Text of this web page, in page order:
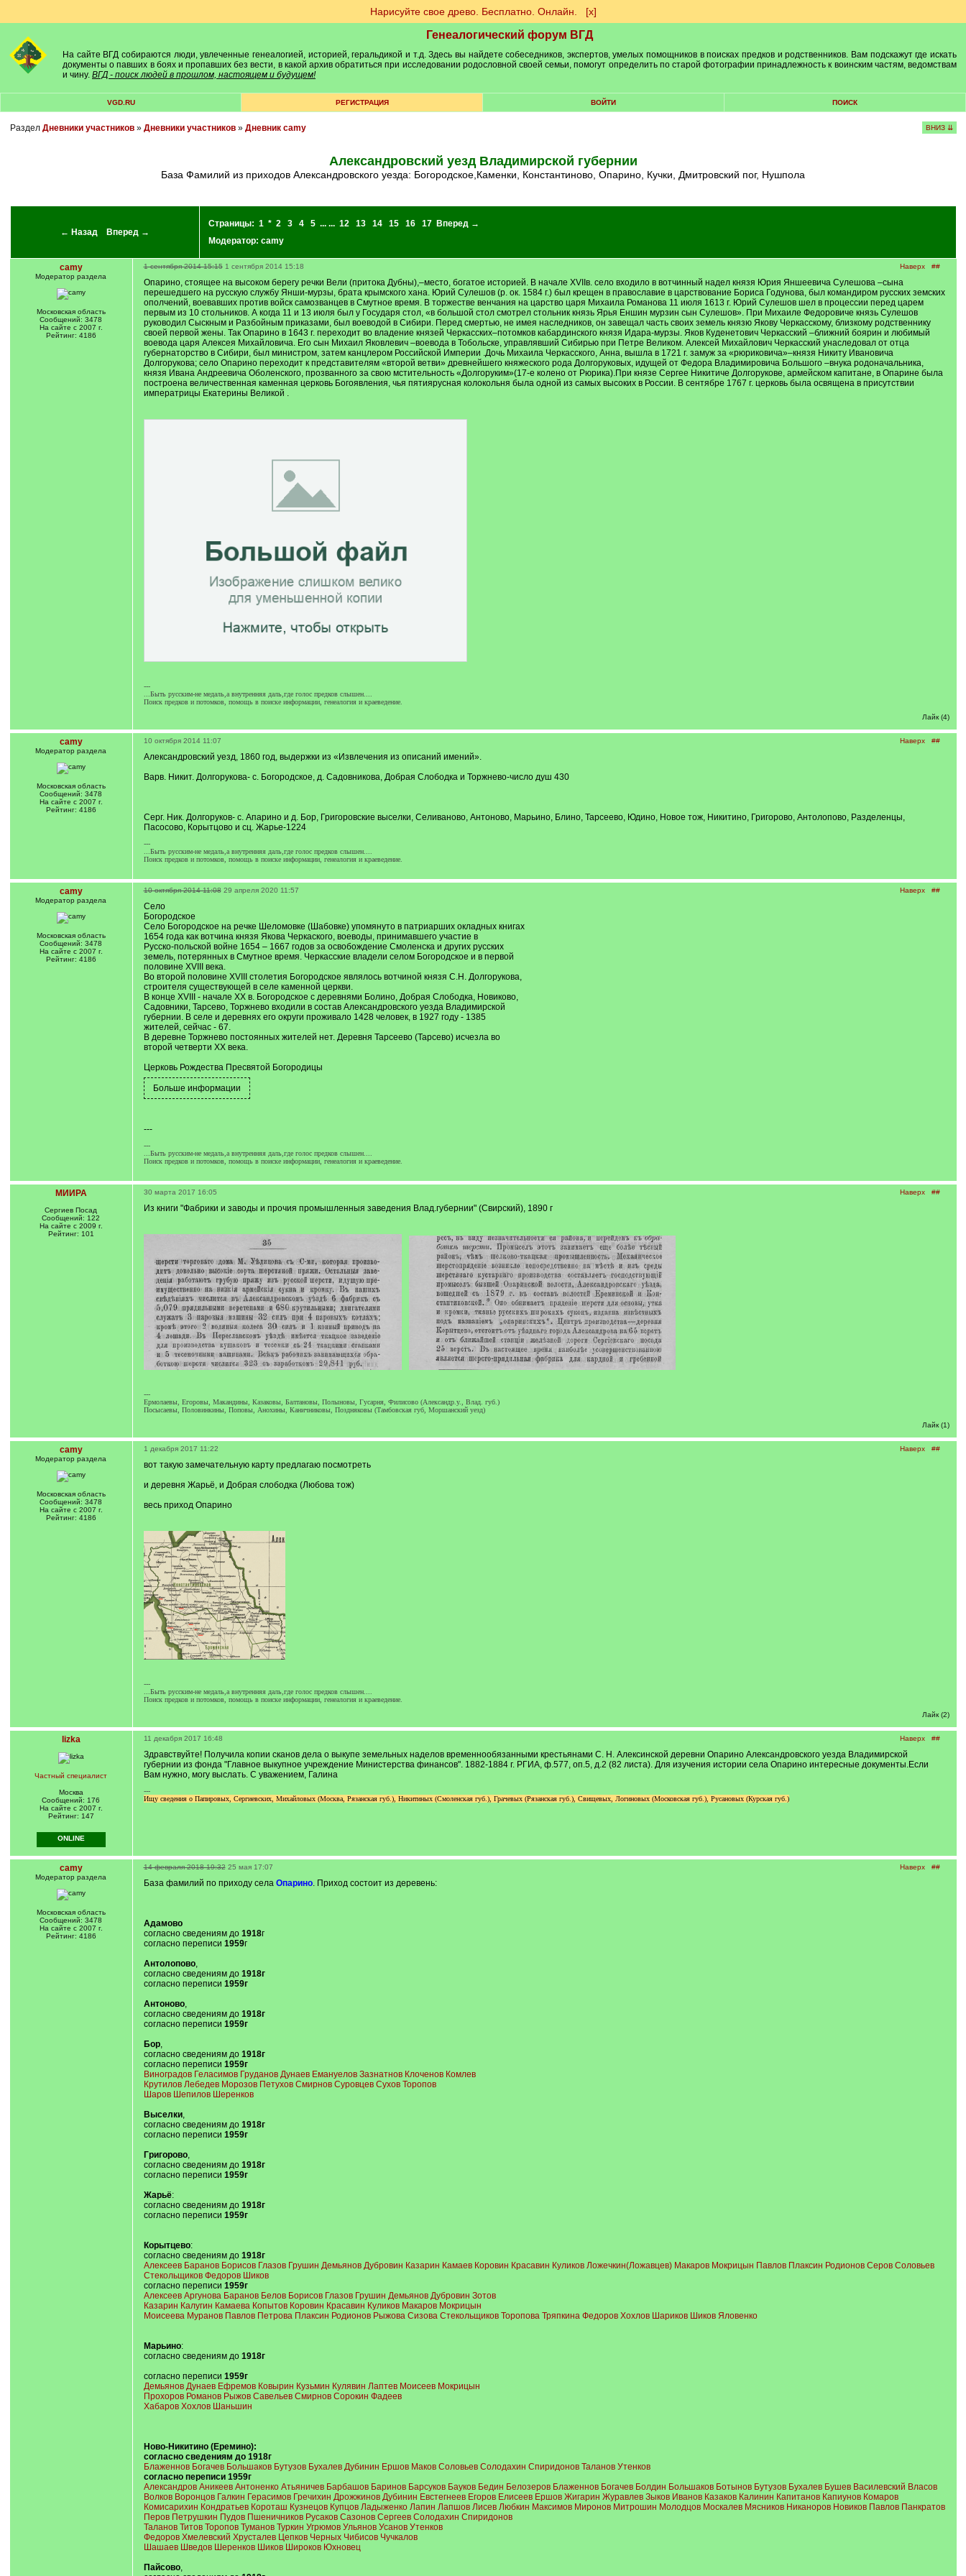
Нарисуйте свое древо. Бесплатно. Онлайн. [х]
Генеалогический форум ВГД
На сайте ВГД собираются люди, увлеченные генеалогией, историей, геральдикой и т.д. Здесь вы найдете собеседников, экспертов, умелых помощников в поисках предков и родственников. Вам подскажут где искать
документы о павших в боях и пропавших без вести, в какой архив обратиться при исследовании родословной своей семьи, помогут определить по старой фотографии принадлежность к воинским частям, ведомствам
и чину. ВГД - поиск людей в прошлом, настоящем и будущем!
VGD.RU РЕГИСТРАЦИЯ ВОЙТИ ПОИСК
Раздел Дневники участников» Дневники участников» Дневник camy ВНИЗ ⇊
Александровский уезд Владимирской губернии
База Фамилий из приходов Александровского уезда: Богородское,Каменки, Константиново, Опарино, Кучки, Дмитровский пог, Нушпола
← Назад Вперед →
Страницы: 1 * 2 3 4 5 ... ... 12 13 14 15 16 17
Вперед →
Модератор: camy
camy
Модератор раздела
Московская область
Сообщений: 3478
На сайте с 2007 г.
Рейтинг: 4186
Наверх ##
1 сентября 2014 15:15 1 сентября 2014 15:18
Опарино, стоящее на высоком берегу речки Вели (притока Дубны),–место, богатое историей. В начале XVIIв. село входило в вотчинный надел князя Юрия Яншеевича Сулешова –сына
перешедшего на русскую службу Янши-мурзы, брата крымского хана. Юрий Сулешов (р. ок. 1584 г.) был крещен в православие в царствование Бориса Годунова, был командиром русских земских
ополчений, воевавших против войск самозванцев в Смутное время. В торжестве венчания на царство царя Михаила Романова 11 июля 1613 г. Юрий Сулешов шел в процессии перед царем
первым из 10 стольников. А когда 11 и 13 июля был у Государя стол, «в большой стол смотрел стольник князь Ярья Еншин мурзин сын Сулешов». При Михаиле Федоровиче князь Сулешов
руководил Сыскным и Разбойным приказами, был воеводой в Сибири. Перед смертью, не имея наследников, он завещал часть своих земель князю Якову Черкасскому, близкому родственнику
своей первой жены. Так Опарино в 1643 г. переходит во владение князей Черкасских–потомков кабардинского князя Идара-мурзы. Яков Куденетович Черкасский –ближний боярин и любимый
воевода царя Алексея Михайловича. Его сын Михаил Яковлевич –воевода в Тобольске, управлявший Сибирью при Петре Великом. Алексей Михайлович Черкасский унаследовал от отца
губернаторство в Сибири, был министром, затем канцлером Российской Империи .Дочь Михаила Черкасского, Анна, вышла в 1721 г. замуж за «рюриковича»–князя Никиту Ивановича
Долгорукова; село Опарино переходит к представителям «второй ветви» древнейшего княжеского рода Долгоруковых, идущей от Федора Владимировича Большого –внука родоначальника,
князя Ивана Андреевича Оболенского, прозванного за свою мстительность «Долгоруким»(17-е колено от Рюрика).При князе Сергее Никитиче Долгорукове, армейском капитане, в Опарине была
построена величественная каменная церковь Богоявления, чья пятиярусная колокольня была одной из самых высоких в России. В сентябре 1767 г. церковь была освящена в присутствии
императрицы Екатерины Великой .
---
...Быть русским-не медаль,а внутренняя даль,где голос предков слышен....
Поиск предков и потомков, помощь в поиске информации, генеалогия и краеведение.
Лайк (4)
camy
Модератор раздела
Московская область
Сообщений: 3478
На сайте с 2007 г.
Рейтинг: 4186
Наверх ##
10 октября 2014 11:07
Александровский уезд, 1860 год, выдержки из «Извлечения из описаний имений».
Варв. Никит. Долгорукова- с. Богородское, д. Садовникова, Добрая Слободка и Торжнево-число душ 430
Серг. Ник. Долгоруков- с. Апарино и д. Бор, Григоровские выселки, Селиваново, Антоново, Марьино, Блино, Тарсеево, Юдино, Новое тож, Никитино, Григорово, Антолопово, Разделенцы,
Пасосово, Корытцово и сц. Жарье-1224
---
...Быть русским-не медаль,а внутренняя даль,где голос предков слышен....
Поиск предков и потомков, помощь в поиске информации, генеалогия и краеведение.
camy
Модератор раздела
Московская область
Сообщений: 3478
На сайте с 2007 г.
Рейтинг: 4186
Наверх ##
10 октября 2014 11:08 29 апреля 2020 11:57
Cело
Богородское
Село Богородское на речке Шеломовке (Шабовке) упомянуто в патриарших окладных книгах
1654 года как вотчина князя Якова Черкаского, воеводы, принимавшего участие в
Русско-польской войне 1654 – 1667 годов за освобождение Смоленска и других русских
земель, потерянных в Смутное время. Черкасские владели селом Богородское и в первой
половине XVIII века.
Во второй половине XVIII столетия Богородское являлось вотчиной князя С.Н. Долгорукова,
строителя существующей в селе каменной церкви.
В конце XVIII - начале XX в. Богородское с деревнями Болино, Добрая Слободка, Новиково,
Садовники, Тарсево, Торжнево входили в состав Александровского уезда Владимирской
губернии. В селе и деревнях его округи проживало 1428 человек, в 1927 году - 1385
жителей, сейчас - 67.
В деревне Торжнево постоянных жителей нет. Деревня Тарсеево (Тарсево) исчезла во
второй четверти XX века.
Церковь Рождества Пресвятой Богородицы
---
---
...Быть русским-не медаль,а внутренняя даль,где голос предков слышен....
Поиск предков и потомков, помощь в поиске информации, генеалогия и краеведение.
МИИРА
Сергиев Посад
Сообщений: 122
На сайте с 2009 г.
Рейтинг: 101
Наверх ##
30 марта 2017 16:05
Из книги "Фабрики и заводы и прочия промышленныя заведения Влад.губернии" (Свирский), 1890 г
---
Ермолаевы, Егоровы, Макандины, Казаковы, Балтановы, Полыновы, Гусарня, Филисово (Александр.у., Влад. губ.)
Посысаевы, Половинкины, Поповы, Анохины, Каничниковы, Поздняковы (Тамбовская губ, Моршанский уезд)
Лайк (1)
camy
Модератор раздела
Московская область
Сообщений: 3478
На сайте с 2007 г.
Рейтинг: 4186
Наверх ##
1 декабря 2017 11:22
вот такую замечательную карту предлагаю посмотреть
и деревня Жарьё, и Добрая слободка (Любова тож)
весь приход Опарино
---
...Быть русским-не медаль,а внутренняя даль,где голос предков слышен....
Поиск предков и потомков, помощь в поиске информации, генеалогия и краеведение.
Лайк (2)
lizka
Частный специалист
Москва
Сообщений: 176
На сайте с 2007 г.
Рейтинг: 147
Наверх ##
11 декабря 2017 16:48
Здравствуйте! Получила копии сканов дела о выкупе земельных наделов временнообязанными крестьянами С. Н. Алексинской деревни Опарино Александровского уезда Владимирской
губернии из фонда "Главное выкупное учреждение Министерства финансов". 1882-1884 г. РГИА, ф.577, оп.5, д.2 (82 листа). Для изучения истории села Опарино интересные документы.Если
Вам нужно, могу выслать. С уважением, Галина
---
Ищу сведения о Папировых, Сергиевских, Михайловых (Москва, Рязанская губ.), Никитиных (Смоленская губ.), Грачевых (Рязанская губ.), Свищевых, Логиновых (Московская губ.), Русановых (Курская губ.)
ONLINE
camy
Модератор раздела
Московская область
Сообщений: 3478
На сайте с 2007 г.
Рейтинг: 4186
Наверх ##
14 февраля 2018 19:32 25 мая 17:07
База фамилий по приходу села Опарино. Приход состоит из деревень:
Адамово
согласно сведениям до 1918г
согласно переписи 1959г
Антолопово,
согласно сведениям до 1918г
согласно переписи 1959г
Антоново,
согласно сведениям до 1918г
согласно переписи 1959г
Бор,
согласно сведениям до 1918г
согласно переписи 1959г
Виноградов Геласимов Груданов Дунаев Емануелов Зазнатнов Клоченов Комлев
Крутилов Лебедев Морозов Петухов Смирнов Суровцев Сухов Торопов
Шаров Шепилов Шеренков
Выселки,
согласно сведениям до 1918г
согласно переписи 1959г
Григорово,
согласно сведениям до 1918г
согласно переписи 1959г
Жарьё:
согласно сведениям до 1918г
согласно переписи 1959г
Корытцево:
согласно сведениям до 1918г
Алексеев Баранов Борисов Глазов Грушин Демьянов Дубровин Казарин Камаев Коровин Красавин Куликов Ложечкин(Ложавцев) Макаров Мокрицын Павлов Плаксин Родионов Серов Соловьев
Стекольщиков Федоров Шиков
согласно переписи 1959г
Алексеев Аргунова Баранов Белов Борисов Глазов Грушин Демьянов Дубровин Зотов
Казарин Калугин Камаева Копытов Коровин Красавин Куликов Макаров Мокрицын
Моисеева Муранов Павлов Петрова Плаксин Родионов Рыжова Сизова Стекольщиков Торопова Тряпкина Федоров Хохлов Шариков Шиков Яловенко
Марьино:
согласно сведениям до 1918г
согласно переписи 1959г
Демьянов Дунаев Ефремов Ковырин Кузьмин Кулявин Лаптев Моисеев Мокрицын
Прохоров Романов Рыжов Савельев Смирнов Сорокин Фадеев
Хабаров Хохлов Шаньшин
Ново-Никитино (Еремино):
согласно сведениям до 1918г
Блаженнов Богачев Большаков Бутузов Бухалев Дубинин Ершов Маков Соловьев Солодахин Спиридонов Таланов Утенков
согласно переписи 1959г
Александров Аникеев Антоненко Атьяничев Барбашов Баринов Барсуков Бауков Бедин Белозеров Блаженнов Богачев Болдин Большаков Ботынов Бутузов Бухалев Бушев Василевский Власов
Волков Воронцов Галкин Герасимов Гречихин Дрожжинов Дубинин Евстегнеев Егоров Елисеев Ершов Жигарин Журавлев Зыков Иванов Казаков Калинин Капитанов Капиунов Комаров
Комисарихин Кондратьев Короташ Кузнецов Купцов Ладыженко Лапин Лапшов Лисев Любкин Максимов Миронов Митрошин Молодцов Москалев Мясников Никаноров Новиков Павлов Панкратов
Перов Петрушкин Пудов Пшеничников Русаков Сазонов Сергеев Солодахин Спиридонов
Таланов Титов Торопов Туманов Туркин Угрюмов Ульянов Усанов Утенков
Федоров Хмелевский Хрусталев Цепков Черных Чибисов Чучкалов
Шашаев Шведов Шеренков Шиков Широков Юхновец
Пайсово,